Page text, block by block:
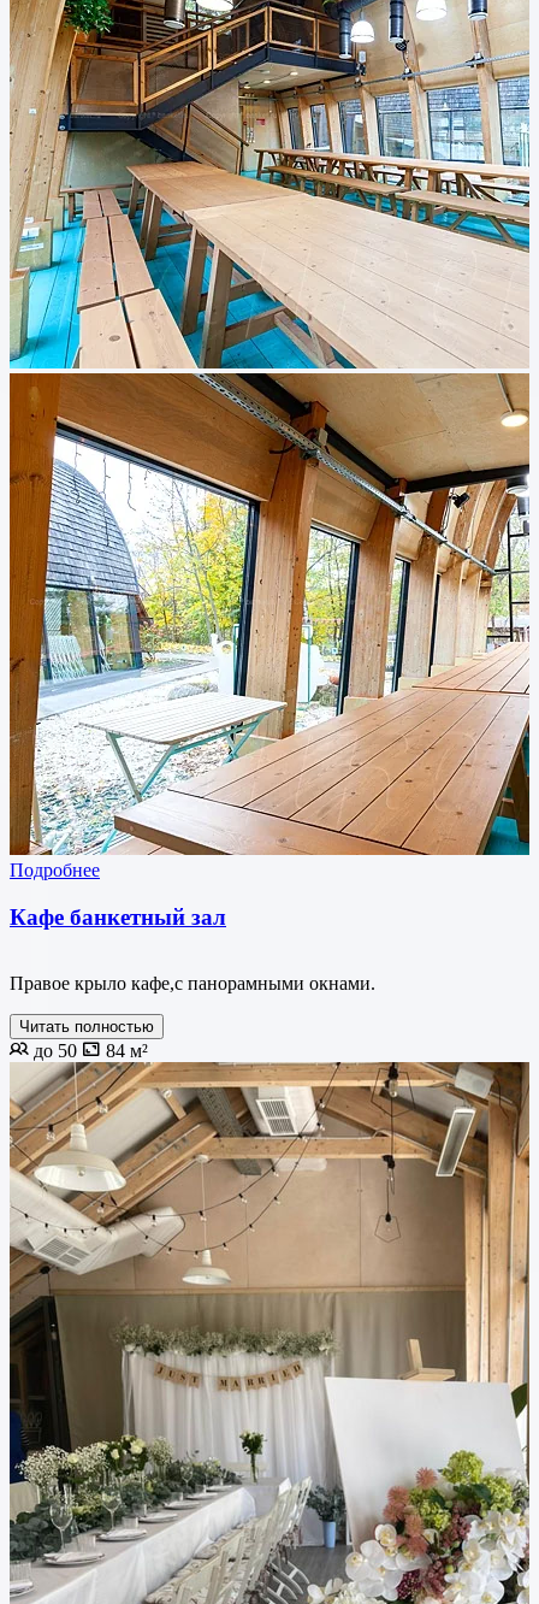
Подробнее
Кафе банкетный зал
Правое крыло кафе,с панорамными окнами.
Читать полностью
до 50 84 м²